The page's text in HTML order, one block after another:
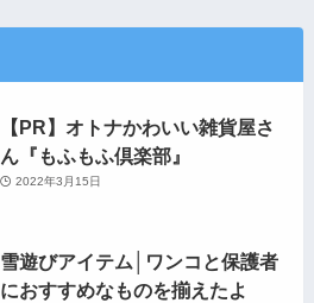
【PR】オトナかわいい雑貨屋さ
ん『もふもふ倶楽部』
2022年3月15日
雪遊びアイテム│ワンコと保護者
におすすめなものを揃えたよ